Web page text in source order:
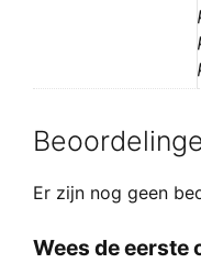
Er zijn nog geen
Wees de eerste